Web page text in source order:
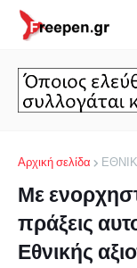
Αρχική σελίδα
Με
πράξεις
Εθνικής